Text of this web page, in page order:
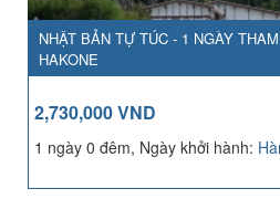
NHẬT BẢN TỰ TÚC - 1 NGÀY
HAKONE
2,730,000 VND
1 ngày 0 đêm, Ngày khởi hành: